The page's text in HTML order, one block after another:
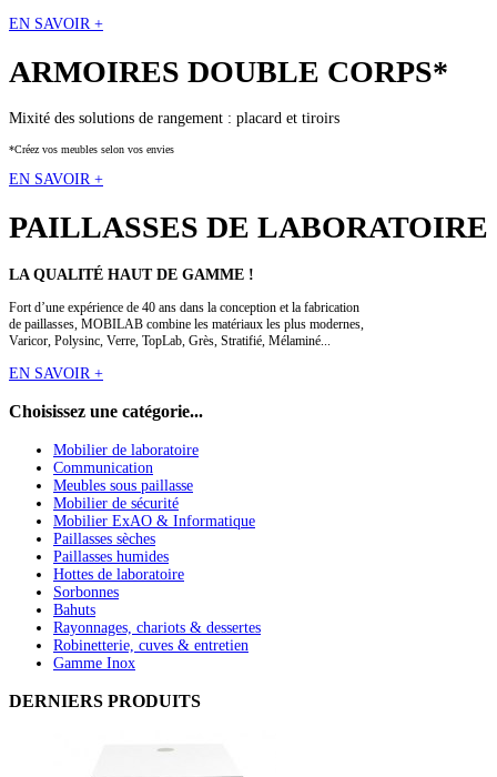
EN SAVOIR +
ARMOIRES DOUBLE CORPS*
Mixité des solutions de rangement : placard et tiroirs
*Créez vos meubles selon vos envies
EN SAVOIR +
PAILLASSES DE LABORATOIRE
LA QUALITÉ HAUT DE GAMME !
Fort d’une expérience de 40 ans dans la conception et la fabrication
de paillasses, MOBILAB combine les matériaux les plus modernes,
Varicor, Polysinc, Verre, TopLab, Grès, Stratifié, Mélaminé...
EN SAVOIR +
Choisissez une catégorie...
Mobilier de laboratoire
Communication
Meubles sous paillasse
Mobilier de sécurité
Mobilier ExAO & Informatique
Paillasses sèches
Paillasses humides
Hottes de laboratoire
Sorbonnes
Bahuts
Rayonnages, chariots & dessertes
Robinetterie, cuves & entretien
Gamme Inox
DERNIERS PRODUITS